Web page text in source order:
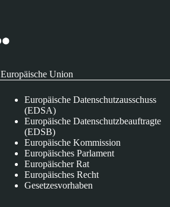
Europäische Union
Europäische Datenschutzausschuss
(EDSA)
Europäische Datenschutzbeauftragte
(EDSB)
Europäische Kommission
Europäisches Parlament
Europäischer Rat
Europäisches Recht
Gesetzesvorhaben